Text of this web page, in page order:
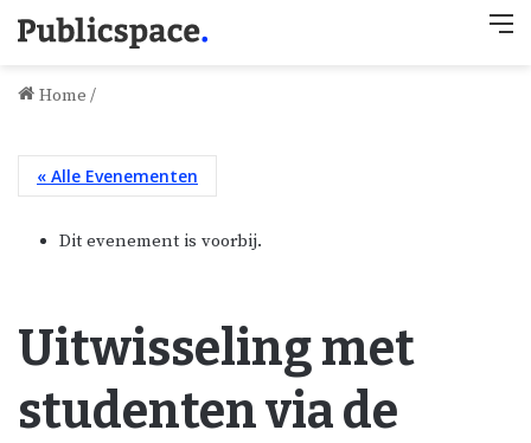
Home /
« Alle Evenementen
Dit evenement is voorbij.
Uitwisseling met
studenten via de